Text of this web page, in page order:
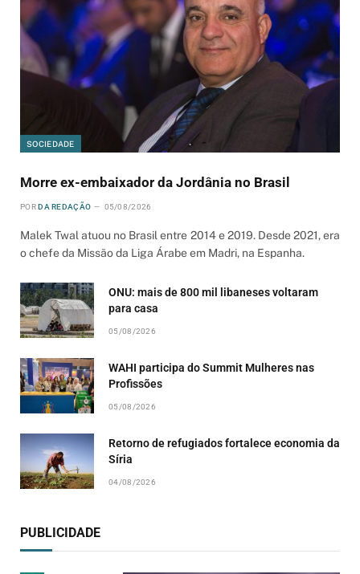
SOCIEDADE
Morre ex-embaixador da Jordânia no Brasil
POR DA REDAÇÃO 05/08/2026
Malek Twal atuou no Brasil entre 2014 e 2019. Desde 2021, era
o chefe da Missão da Liga Árabe em Madri, na Espanha.
ONU: mais de 800 mil libaneses voltaram
para casa
05/08/2026
WAHI participa do Summit Mulheres nas
Profissões
05/08/2026
Retorno de refugiados fortalece economia da
Síria
04/08/2026
PUBLICIDADE